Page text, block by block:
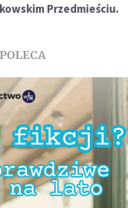
Przedmieściu.